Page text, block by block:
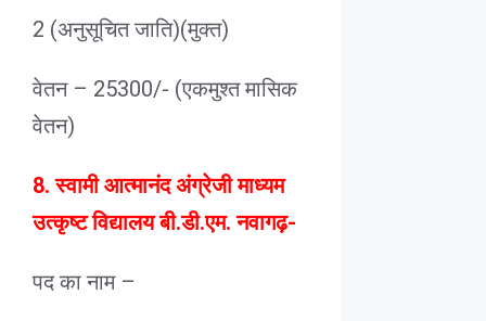
2 (अनुसूचित जाति)(मुक्त)
वेतन – 25300/- (एकमुश्त मासिक
वेतन)
8. स्वामी आत्मानंद अंग्रेजी माध्यम
उत्कृष्ट विद्यालय बी.डी.एम. नवागढ़-
पद का नाम –